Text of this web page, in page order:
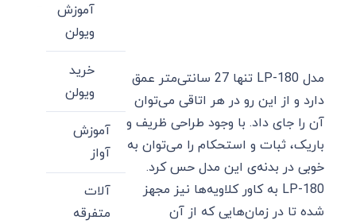
مدل LP-180 تنها 27 سانتی‌متر عمق
دارد و از این رو در هر اتاقی می‌توان
آن را جای داد. با وجود طراحی ظریف و
باریک، ثبات و استحکام را می‌توان به
خوبی در بدنه‌ی این مدل حس کرد.
LP-180 به کاور کلاویه‌ها نیز مجهز
شده تا در زمان‌هایی که از آن
آموزش
ویولن
خرید
ویولن
آموزش
آواز
آلات
متفرقه